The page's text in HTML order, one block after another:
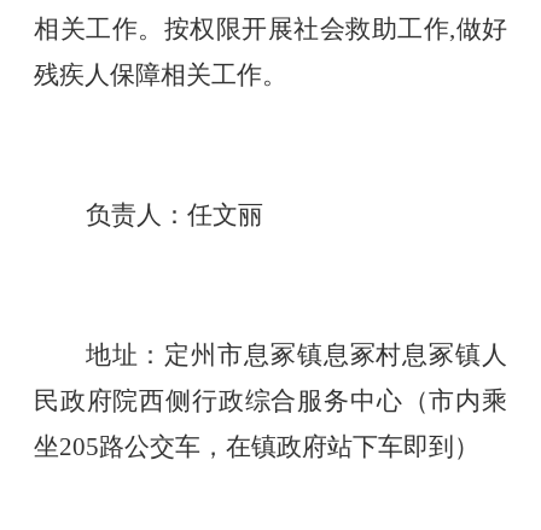
相关工作。按权限开展社会救助工作,做好
残疾人保障相关工作。
负责人：任文丽
地址：定州市息冢镇息冢村息冢镇人
民政府院西侧行政综合服务中心（市内乘
坐205路公交车，在镇政府站下车即到）